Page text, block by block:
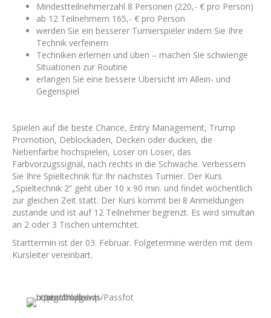
Mindestteilnehmerzahl 8 Personen (220,- € pro Person)
ab 12 Teilnehmern 165,- € pro Person
werden Sie ein besserer Turnierspieler indem Sie Ihre
Technik verfeinern
Techniken erlernen und üben – machen Sie schwierige
Situationen zur Routine
erlangen Sie eine bessere Übersicht im Allein- und
Gegenspiel
Spielen auf die beste Chance, Entry Management, Trump
Promotion, Deblockaden, Decken oder ducken, die
Nebenfarbe hochspielen, Loser on Loser, das
Farbvorzugssignal, nach rechts in die Schwäche. Verbessern
Sie Ihre Spieltechnik für Ihr nächstes Turnier. Der Kurs
„Spieltechnik 2“ geht über 10 x 90 min. und findet wöchentlich
zur gleichen Zeit statt. Der Kurs kommt bei 8 Anmeldungen
zustande und ist auf 12 Teilnehmer begrenzt. Es wird simultan
an 2 oder 3 Tischen unterrichtet.
Starttermin ist der 03. Februar. Folgetermine werden mit dem
Kursleiter vereinbart.